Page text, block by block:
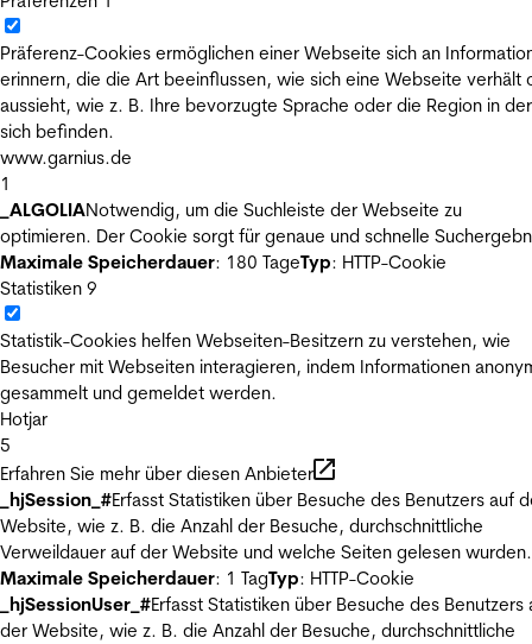
Präferenz-Cookies ermöglichen einer Webseite sich an
erinnern, die die Art beeinflussen, wie sich eine Webseite verhält
aussieht, wie z. B. Ihre bevorzugte Sprache oder die Region in
sich befinden.
www.garnius.de
1
_ALGOLIANotwendig, um die Suchleiste der Webseite zu
optimieren. Der Cookie sorgt für genaue und schnelle
Maximale Speicherdauer: 180 TageTyp: HTTP-Cookie
Statistiken 9
Statistik-Cookies helfen Webseiten-Besitzern zu verstehen, wie
Besucher mit Webseiten interagieren, indem Informationen
gesammelt und gemeldet werden.
Hotjar
5
Erfahren Sie mehr über diesen Anbieter
_hjSession_#Erfasst Statistiken über Besuche des Benutzers auf
Website, wie z. B. die Anzahl der Besuche, durchschnittliche
Verweildauer auf der Website und welche Seiten gelesen wurden.
Maximale Speicherdauer: 1 TagTyp: HTTP-Cookie
_hjSessionUser_#Erfasst Statistiken über Besuche des Benutzers
der Website, wie z. B. die Anzahl der Besuche, durchschnittliche